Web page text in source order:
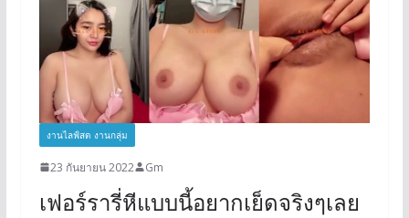
งานไลฟ์สด งานกลุ่ม
23 กันยายน 2022 Gm
เฟอร์รารี่หีแบบนี้อยากเย็ดจริงๆเลย